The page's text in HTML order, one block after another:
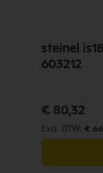
steinel is180-2 wit
603212
€ 80,32
€